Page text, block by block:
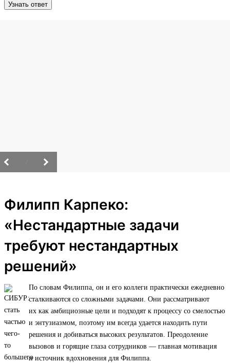
Узнать ответ
Филипп Карпеко:
«Нестандартные задачи
требуют нестандартных
решений»
По словам Филиппа, он и его коллеги практически ежедневно
сталкиваются со сложными задачами. Они рассматривают
их как амбициозные цели и подходят к процессу со смелостью
и энтузиазмом, поэтому им всегда удается находить пути
решения и добиваться высоких результатов. Преодоление
вызовов и горящие глаза сотрудников — главная мотивация
и источник вдохновения для Филиппа.